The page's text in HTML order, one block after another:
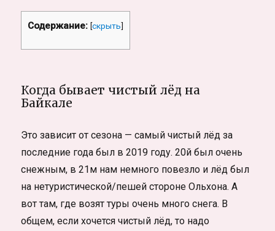
Содержание: [скрыть]
Когда бывает чистый лёд на
Байкале
Это зависит от сезона — самый чистый лёд за
последние года был в 2019 году. 20й был очень
снежным, в 21м нам немного повезло и лёд был
на нетуристической/пешей стороне Ольхона. А
вот там, где возят туры очень много снега. В
общем, если хочется чистый лёд, то надо